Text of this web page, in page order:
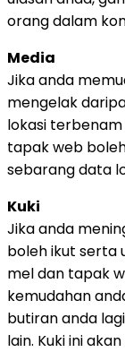
orang dalam
Media
Jika anda
mengelak
lokasi terbenam
tapak web
sebarang data
Kuki
Jika anda
boleh ikut serta
mel dan tapak
kemudahan
butiran anda
lain. Kuki ini